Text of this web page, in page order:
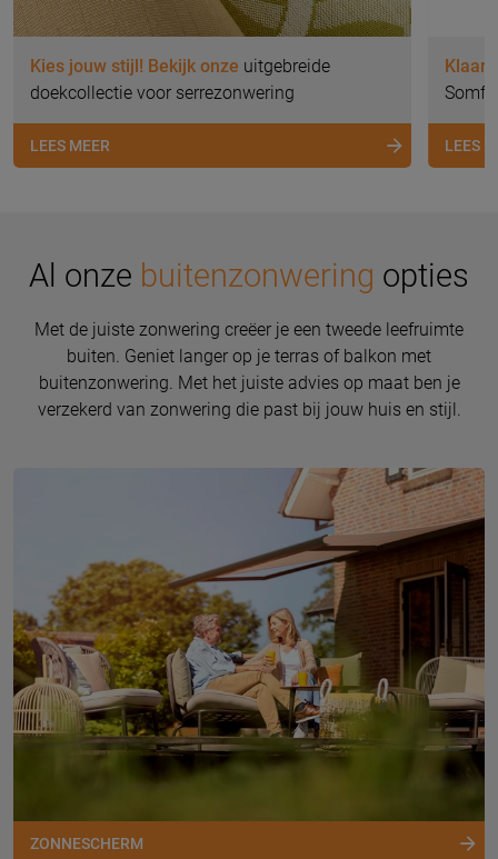
Kies jouw stijl! Bekijk onze uitgebreide
doekcollectie voor serrezonwering
LEES MEER
Klaar
LEES
Al onze buitenzonwering opties
Met de juiste zonwering creëer je een tweede leefruimte
buiten. Geniet langer op je terras of balkon met
buitenzonwering. Met het juiste advies op maat ben je
verzekerd van zonwering die past bij jouw huis en stijl.
ZONNESCHERM